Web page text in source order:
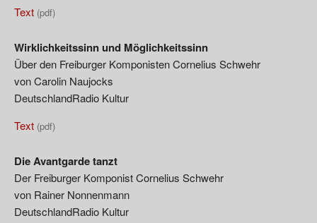
Text (pdf)
Wirklichkeitssinn und Möglichkeitssinn
Über den Freiburger Komponisten Cornelius Schwehr
von Carolin Naujocks
DeutschlandRadio Kultur
Text (pdf)
Die Avantgarde tanzt
Der Freiburger Komponist Cornelius Schwehr
von Rainer Nonnenmann
DeutschlandRadio Kultur